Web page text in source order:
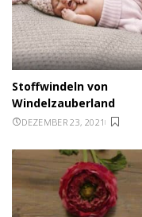
Stoffwindeln von
Windelzauberland
DEZEMBER 23, 2021